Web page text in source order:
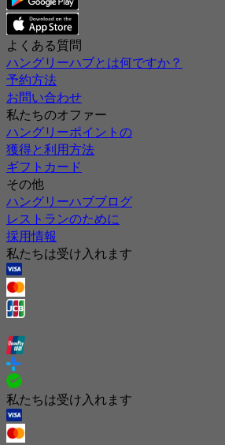
よくある質問
ハングリーハブとは何ですか？
予約方法
お問い合わせ
私たちのオファー
ハングリーポイントの
獲得と利用方法
ギフトカード
その他
ハングリーハブブログ
レストランのために
採用情報
私たちは受け入れます
私たちは受け入れます